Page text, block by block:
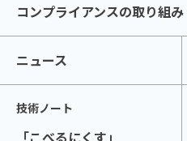
コンプライアンスの取り組み
ニュース
技術ノート
「こべるにくす」